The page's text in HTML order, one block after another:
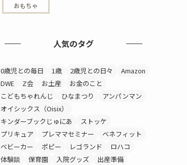
おもちゃ
人気のタグ
0歳児との毎日 1歳 2歳児との日々
Amazon
DWE
Z会 お土産
お金のこと
こどもちゃれんじ
ひなまつり
アンパンマン
オイシックス（Oisix）
キンダーブックじゅにあ
ストッケ
プリキュア
プレママセミナー
ベネフィット
ベビーカー
ポピー レゴランド
ロハコ
体験談
保育園 入院グッズ
出産準備